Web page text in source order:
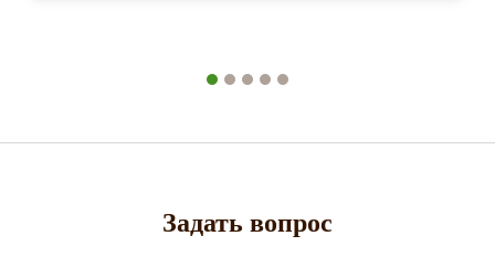
Задать вопрос